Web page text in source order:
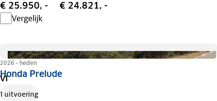
€ 25.950, - € 24.821, -
Vergelijk
Honda Prelude
2026 - heden
VI
1 uitvoering